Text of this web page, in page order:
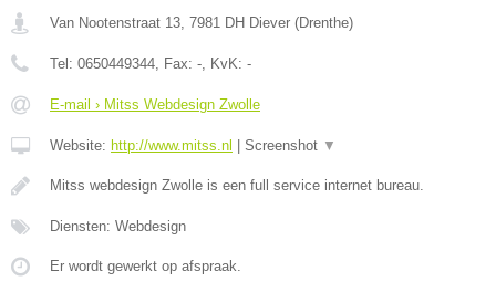
Van Nootenstraat 13, 7981 DH Diever (Drenthe)
Tel: 0650449344, Fax: -, KvK: -
E-mail › Mitss Webdesign Zwolle
Website: http://www.mitss.nl Screenshot ▼
Mitss webdesign Zwolle is een full service internet bureau.
Diensten: Webdesign
Er wordt gewerkt op afspraak.